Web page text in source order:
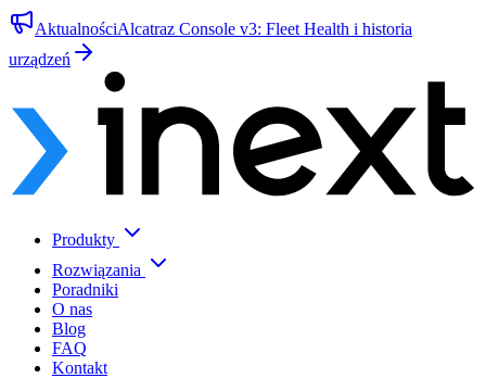
AktualnościAlcatraz Console v3: Fleet Health i historia
urządzeń
Produkty
Rozwiązania
Poradniki
O nas
Blog
FAQ
Kontakt